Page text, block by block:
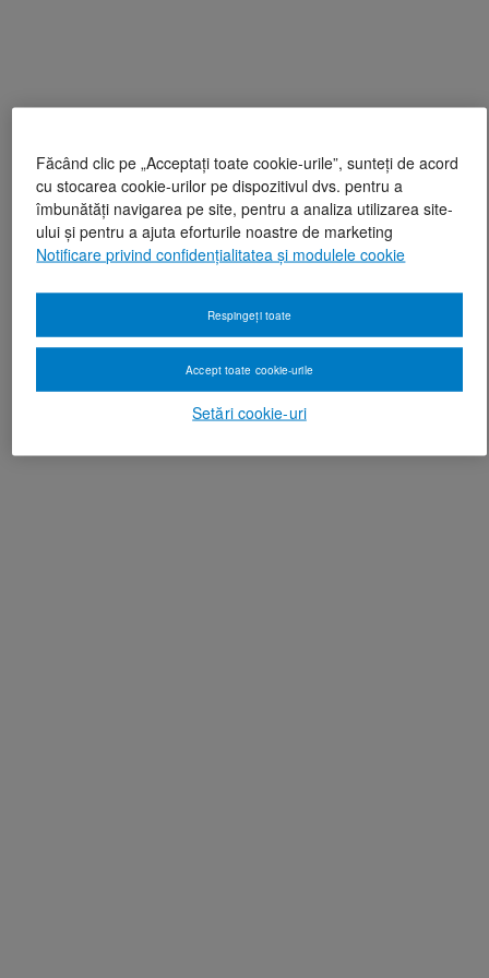
Făcând clic pe „Acceptați toate cookie-urile”, sunteți de acord
cu stocarea cookie-urilor pe dispozitivul dvs. pentru a
îmbunătăți navigarea pe site, pentru a analiza utilizarea site-
ului și pentru a ajuta eforturile noastre de marketing
Notificare privind confidențialitatea și modulele cookie
Setări cookie-uri
Respingeți toate
Accept toate cookie-urile